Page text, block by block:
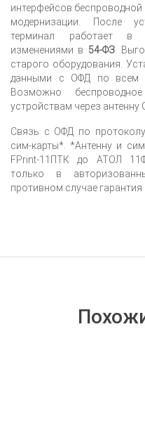
интерфейсов
модернизации. После
терминал работает в
изменениями в 54-ФЗ.
старого оборудования.
данными с ОФД по всем
Возможно
устройствам через антенну
Связь с ОФД по
сим-карты*. *Антенну и
FPrint-11ПТК до АТОЛ 11Ф
только в
противном случае гарантия